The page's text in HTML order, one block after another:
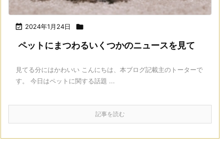
 2024年1月24日 
ペットにまつわるいくつかのニュースを見て
見てる分にはかわいい こんにちは、本ブログ記載主のトーターで
す。 今日はペットに関する話題 ...
記事を読む